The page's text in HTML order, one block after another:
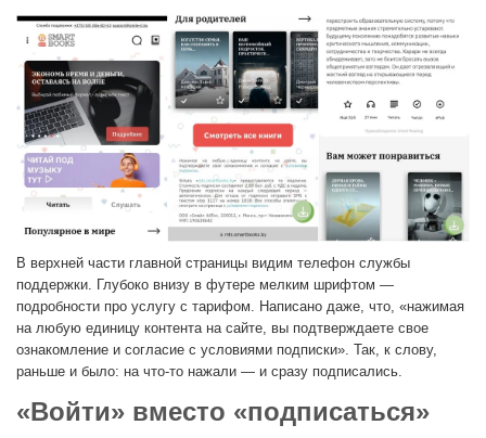
В верхней части главной страницы видим телефон службы
поддержки. Глубоко внизу в футере мелким шрифтом —
подробности про услугу с тарифом. Написано даже, что, «нажимая
на любую единицу контента на сайте, вы подтверждаете свое
ознакомление и согласие с условиями подписки». Так, к слову,
раньше и было: на что-то нажали — и сразу подписались.
«Войти» вместо «подписаться»